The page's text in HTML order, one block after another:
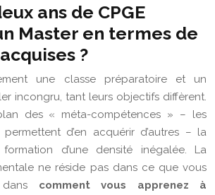
ans de CPGE
Master en termes de
?
une classe préparatoire et un
incongru, tant leurs objectifs diffèrent.
des « méta-compétences » – les
d’en acquérir d’autres – la
d’une densité inégalée. La
ne réside pas dans ce que vous
dans comment vous apprenez à